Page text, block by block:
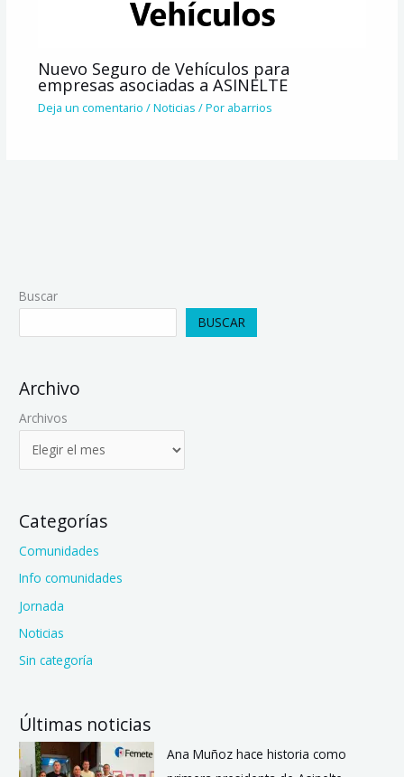
Nuevo Seguro de Vehículos para
empresas asociadas a ASINELTE
Deja un comentario /Noticias / Por abarrios
Buscar
BUSCAR
Archivo
Archivos
Categorías
Comunidades
Info comunidades
Jornada
Noticias
Sin categoría
Últimas noticias
Ana Muñoz hace historia como